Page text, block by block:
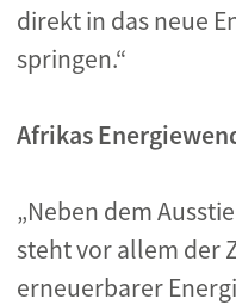
direkt in das neue
springen.“
Afrikas
„Neben dem
steht vor allem der
erneuerbarer